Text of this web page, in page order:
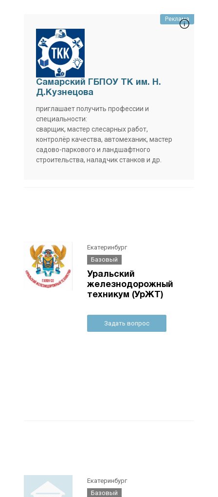
Реклама
Самарский ГБПОУ ТК им. Н.
Д.Кузнецова
приглашает получить профессии и
специальности:
сварщик, мастер слесарных работ,
контролёр качества, автомеханик, мастер
садово-паркового и ландшафтного
строительства, наладчик станков и др.
Екатеринбург
Базовый
Уральский
железнодорожный
техникум (УрЖТ)
Задать вопрос
Екатеринбург
Базовый